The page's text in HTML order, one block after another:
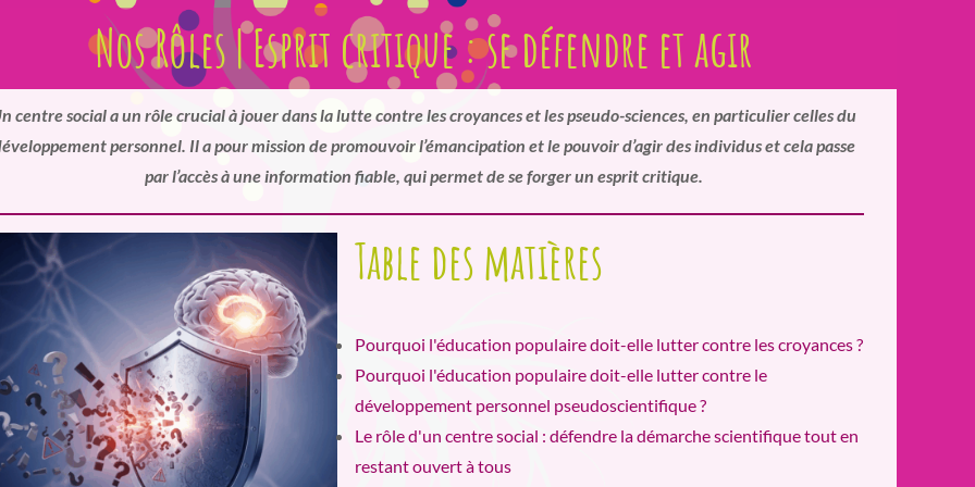
Nos Rôles | Esprit critique : se défendre et agir
centre social a un rôle crucial à jouer dans la lutte contre les croyances et les pseudo-sciences, en particulier celles du
personnel. Il a pour mission de promouvoir l’émancipation et le pouvoir d’agir des individus et cela passe
par l’accès à une information fiable, qui permet de se forger un esprit critique.
Table des matières
Pourquoi l'éducation populaire doit-elle lutter contre les croyances ?
Pourquoi l'éducation populaire doit-elle lutter contre le
développement personnel pseudoscientifique ?
Le rôle d'un centre social : défendre la démarche scientifique tout en
restant ouvert à tous